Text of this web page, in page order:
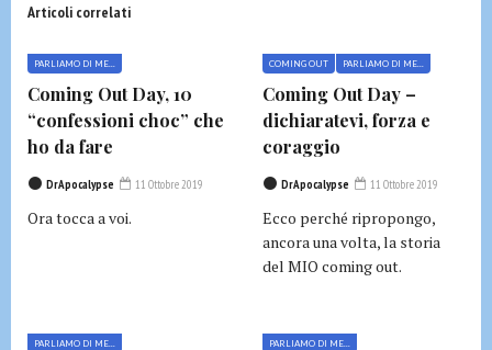
Articoli correlati
PARLIAMO DI ME...
Coming Out Day, 10
“confessioni choc” che
ho da fare
DrApocalypse 11 Ottobre 2019
Ora tocca a voi.
COMING OUT PARLIAMO DI ME...
Coming Out Day –
dichiaratevi, forza e
coraggio
DrApocalypse 11 Ottobre 2019
Ecco perché ripropongo,
ancora una volta, la storia
del MIO coming out.
PARLIAMO DI ME... PARLIAMO DI ME...